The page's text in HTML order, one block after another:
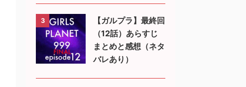
3
【ガルプラ】最終回
（12話）あらすじ
まとめと感想（ネタ
バレあり）